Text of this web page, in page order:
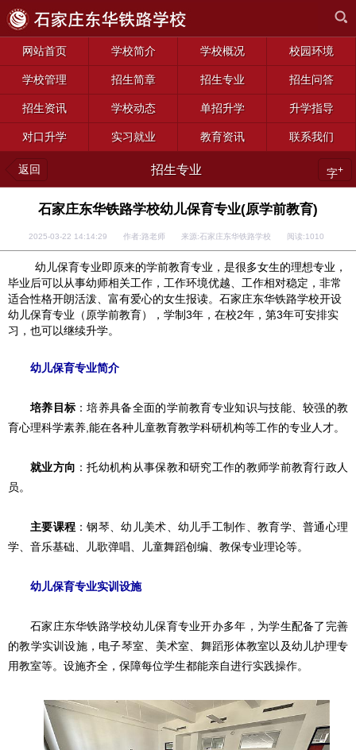
网站首页 学校简介 学校概况 校园环境
学校管理 招生简章 招生专业 招生问答
招生资讯 学校动态 单招升学 升学指导
对口升学 实习就业 教育资讯 联系我们
返回 招生专业 字+
石家庄东华铁路学校幼儿保育专业(原学前教育)
2025-03-22 14:14:29 作者:路老师 来源:石家庄东华铁路学校 阅读:1010
幼儿保育专业即原来的学前教育专业，是很多女生的理想专业，
毕业后可以从事幼师相关工作，工作环境优越、工作相对稳定，非常
适合性格开朗活泼、富有爱心的女生报读。石家庄东华铁路学校开设
幼儿保育专业（原学前教育），学制3年，在校2年，第3年可安排实
习，也可以继续升学。
幼儿保育专业简介
培养目标 ：培养具备全面的学前教育专业知识与技能、较强的教
育心理科学素养,能在各种儿童教育教学科研机构等工作的专业人才。
就业方向 ：托幼机构从事保教和研究工作的教师学前教育行政人
员。
主要课程 ：钢琴、幼儿美术、幼儿手工制作、教育学、普通心理
学、音乐基础、儿歌弹唱、儿童舞蹈创编、教保专业理论等。
幼儿保育专业实训设施
石家庄东华铁路学校幼儿保育专业开办多年，为学生配备了完善
的教学实训设施，电子琴室、美术室、舞蹈形体教室以及幼儿护理专
用教室等。设施齐全，保障每位学生都能亲自进行实践操作。